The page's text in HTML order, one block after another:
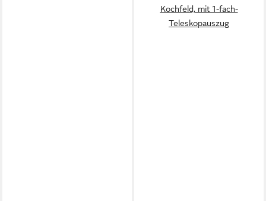
Kochfeld, mit 1-fach-
Teleskopauszug